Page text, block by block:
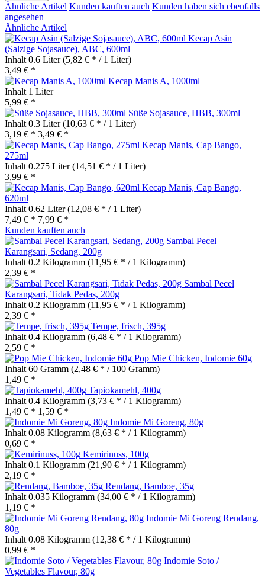
Ähnliche Artikel Kunden kauften auch Kunden haben sich ebenfalls
angesehen
Ähnliche Artikel
Kecap Asin
(Salzige Sojasauce), ABC, 600ml
Inhalt 0.6 Liter(5,82 € * / 1 Liter)
3,49 € *
Kecap Manis A, 1000ml
Inhalt 1 Liter
5,99 € *
Süße Sojasauce, HBB, 300ml
Inhalt 0.3 Liter(10,63 € * / 1 Liter)
3,19 € * 3,49 € *
Kecap Manis, Cap Bango,
275ml
Inhalt 0.275 Liter(14,51 € * / 1 Liter)
3,99 € *
Kecap Manis, Cap Bango,
620ml
Inhalt 0.62 Liter(12,08 € * / 1 Liter)
7,49 € * 7,99 € *
Kunden kauften auch
Sambal Pecel
Karangsari, Sedang, 200g
Inhalt 0.2 Kilogramm (11,95 € * / 1 Kilogramm)
2,39 € *
Sambal Pecel
Karangsari, Tidak Pedas, 200g
Inhalt 0.2 Kilogramm (11,95 € * / 1 Kilogramm)
2,39 € *
Tempe, frisch, 395g
Inhalt 0.4 Kilogramm (6,48 € * / 1 Kilogramm)
2,59 € *
Pop Mie Chicken, Indomie 60g
Inhalt 60 Gramm (2,48 € * / 100 Gramm)
1,49 € *
Tapiokamehl, 400g
Inhalt 0.4 Kilogramm (3,73 € * / 1 Kilogramm)
1,49 € * 1,59 € *
Indomie Mi Goreng, 80g
Inhalt 0.08 Kilogramm (8,63 € * / 1 Kilogramm)
0,69 € *
Kemirinuss, 100g
Inhalt 0.1 Kilogramm (21,90 € * / 1 Kilogramm)
2,19 € *
Rendang, Bamboe, 35g
Inhalt 0.035 Kilogramm (34,00 € * / 1 Kilogramm)
1,19 € *
Indomie Mi Goreng Rendang,
80g
Inhalt 0.08 Kilogramm (12,38 € * / 1 Kilogramm)
0,99 € *
Indomie Soto /
Vegetables Flavour, 80g